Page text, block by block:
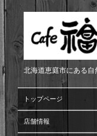
北海道恵庭市にある
トップページ
店舗情報